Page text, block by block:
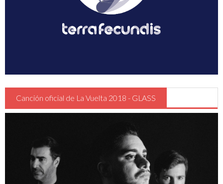
Región de Murcia
Ciudades
Murcia
Canción oficial de La Vuelta 2018 - GLASS